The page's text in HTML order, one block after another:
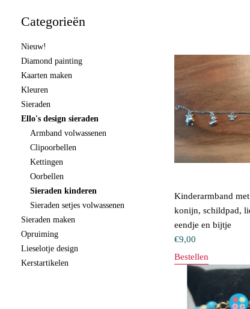
Categorieën
Nieuw!
Diamond painting
Kaarten maken
Kleuren
Sieraden
Ello's design sieraden
Armband volwassenen
Clipoorbellen
Kettingen
Oorbellen
Sieraden kinderen
Sieraden setjes volwassenen
Sieraden maken
Opruiming
Lieselotje design
Kerstartikelen
Kinderarmband
konijn, schildpad,
eendje en bijtje
€9,00
Bestellen